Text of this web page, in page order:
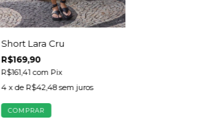
Short Lara Cru
R$169,90
R$161,41com Pix
4 x de R$42,48 sem juros
COMPRAR